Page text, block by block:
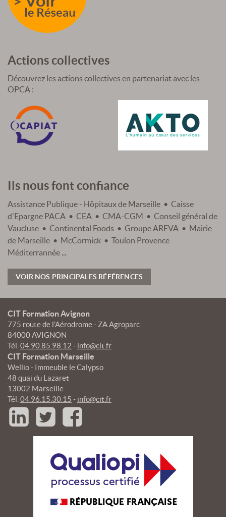
Actions collectives
Découvrez les actions collectives en partenariat avec les
OPCA :
Ils nous font confiance
Assistance Publique - Hôpitaux de Marseille • Caisse
d'Epargne PACA • CEA • CMA-CGM • Conseil général de
Vaucluse • Continental Foods • Groupe AREVA • Mairie
de Marseille • McCormick • Toulon Provence
Méditerrannée ...
VOIR NOS PRINCIPALES RÉFÉRENCES
CIT Formation Avignon
775 route de l'Aérodrome - ZA Agroparc
84000 AVIGNON
Tél. 04.90.85.98.12 - info@cit.fr
CIT Formation Marseille
Wellio - Immeuble le Calypso
48 quai du Lazaret
13002 Marseille
Tél. 04.96.15.30.15 - info@cit.fr